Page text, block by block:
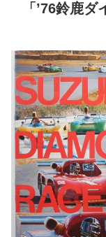
「’76鈴鹿ダ